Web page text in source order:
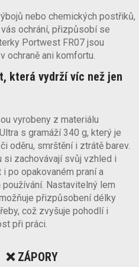
nebo chemických postřiků,
ochrání, přizpůsobí se
Portwest FR07 jsou
ochraně ani komfortu.
která vydrží víc než jen
vyrobeny z materiálu
s gramáží 340 g, který je
oděru, smrštění i ztrátě barev.
si zachovávají svůj vzhled i
po opakovaném praní a
používání. Nastavitelný lem
přizpůsobení délky
což zvyšuje pohodlí i
při práci.
❌ ZÁPORY